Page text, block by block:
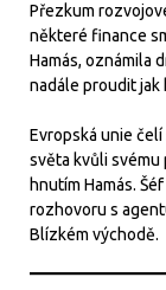
Přezkum
některé finance
Hamás, oznámila
nadále proudit jak
Evropská unie
světa kvůli svému
hnutím Hamás.
rozhovoru s
Blízkém východě.